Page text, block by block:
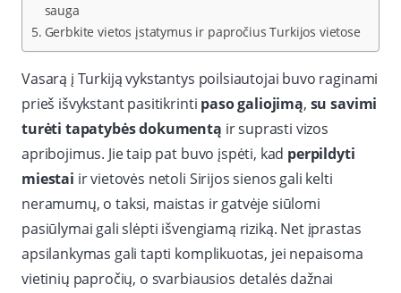
sauga
Gerbkite vietos įstatymus ir papročius Turkijos vietose
Vasarą į Turkiją vykstantys poilsiautojai buvo raginami
prieš išvykstant pasitikrinti paso galiojimą, su savimi
turėti tapatybės dokumentą ir suprasti vizos
apribojimus. Jie taip pat buvo įspėti, kad perpildyti
miestai ir vietovės netoli Sirijos sienos gali kelti
neramumų, o taksi, maistas ir gatvėje siūlomi
pasiūlymai gali slėpti išvengiamą riziką. Net įprastas
apsilankymas gali tapti komplikuotas, jei nepaisoma
vietinių papročių, o svarbiausios detalės dažnai